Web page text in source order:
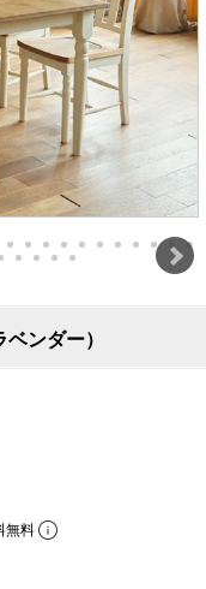
ンダー）
無料